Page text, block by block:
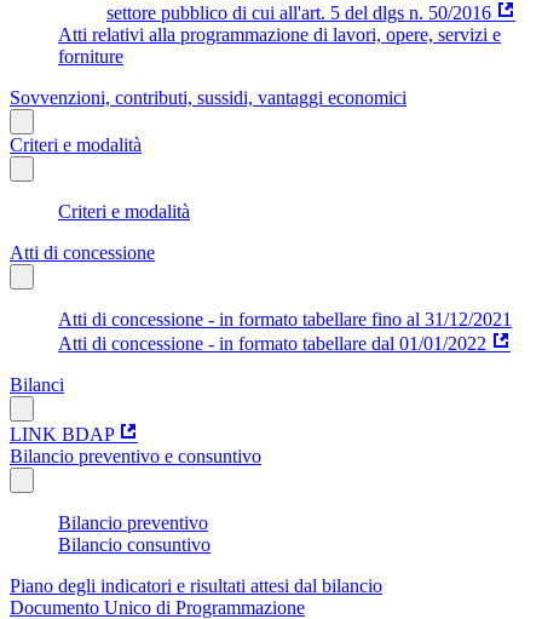
settore pubblico di cui all'art. 5 del dlgs n. 50/2016
Atti relativi alla programmazione di lavori, opere, servizi e
forniture
Sovvenzioni, contributi, sussidi, vantaggi economici
Criteri e modalità
Criteri e modalità
Atti di concessione
Atti di concessione - in formato tabellare fino al 31/12/2021
Atti di concessione - in formato tabellare dal 01/01/2022
Bilanci
LINK BDAP
Bilancio preventivo e consuntivo
Bilancio preventivo
Bilancio consuntivo
Piano degli indicatori e risultati attesi dal bilancio
Documento Unico di Programmazione